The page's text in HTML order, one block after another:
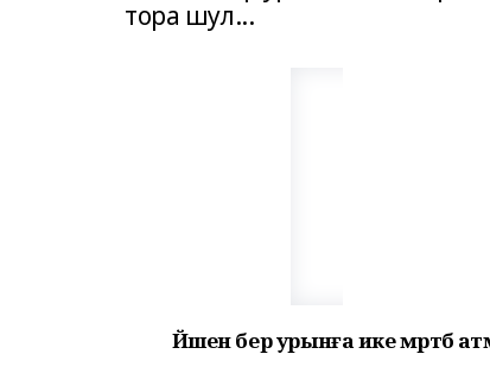
тора шул...
Йәшен бер урынға ике мәртәбә